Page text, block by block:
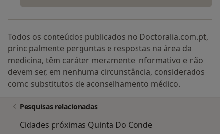
Todos os conteúdos publicados no Doctoralia.com.pt,
principalmente perguntas e respostas na área da
medicina, têm caráter meramente informativo e não
devem ser, em nenhuma circunstância, considerados
como substitutos de aconselhamento médico.
Pesquisas relacionadas
Cidades próximas Quinta Do Conde